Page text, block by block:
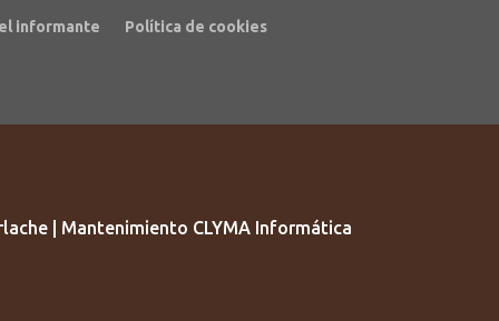
informante Política de cookies
| Mantenimiento CLYMA Informática